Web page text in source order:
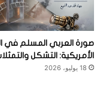
صورة العربي المسلم في
الأمريكية: التشكل
18 يوليو، 2026